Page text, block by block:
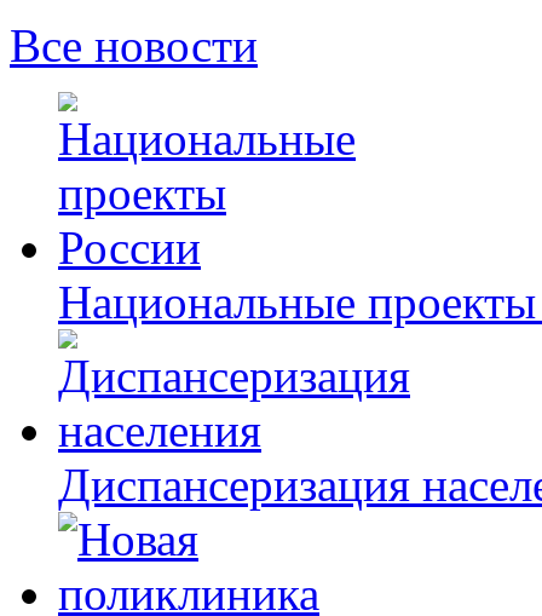
Все новости
Национальные
Диспансеризация